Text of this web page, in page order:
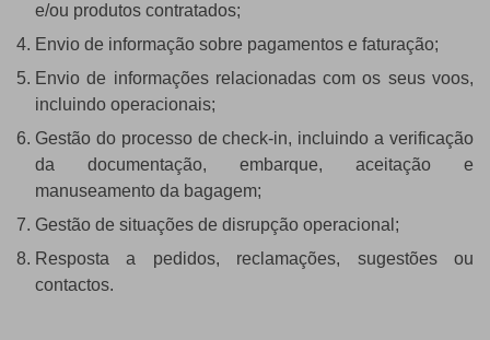
e/ou produtos contratados;
Envio de informação sobre pagamentos e faturação;
Envio de informações relacionadas com os seus voos,
incluindo operacionais;
Gestão do processo de check-in, incluindo a verificação
da documentação, embarque, aceitação e
manuseamento da bagagem;
Gestão de situações de disrupção operacional;
Resposta a pedidos, reclamações, sugestões ou
contactos.